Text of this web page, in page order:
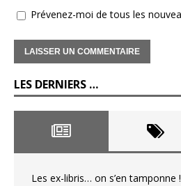
Prévenez-moi de tous les
LES DERNIERS …
Les ex-libris… on s’en tamponne